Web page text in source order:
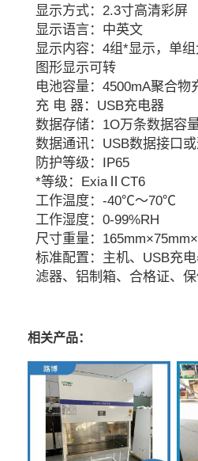
显示方式：2.3寸高清彩屏
显示语言：中英文
显示内容：4组*显示，单
图形显示可转
电池容量：4500mA聚合物
充 电 器：USB充电器
数据存储：1O万条数据容
数据通讯：USB数据接口
防护等级：IP65
*等级：ExiaⅡCT6
工作温度：-40℃～70℃
工作湿度：0-99%RH
尺寸重量：
标准配置：主机、USB充
滤器、铝制箱、合格证、
相关产品：